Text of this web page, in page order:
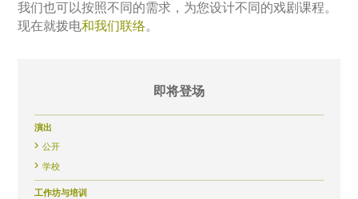
我们也可以按照不同的需求，为您设计不同的戏剧课程。
现在就拨电和我们联络。
即将登场
演出
公开
学校
工作坊与培训